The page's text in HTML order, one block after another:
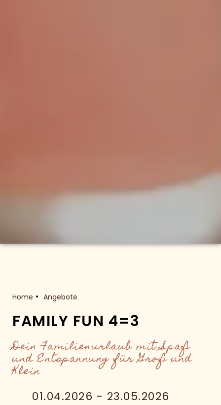
Home Angebote
FAMILY FUN 4=3
Dein Familienurlaub mit Spaß
und Entspannung für Groß und
Klein
01.04.2026 - 23.05.2026